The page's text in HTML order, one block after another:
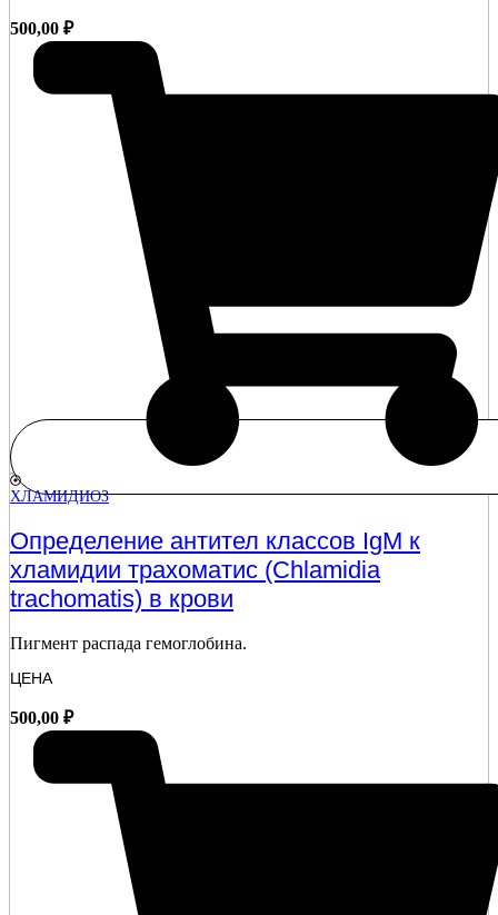
500,00 ₽
ХЛАМИДИОЗ
Определение антител классов IgМ к
хламидии трахоматис (Chlamidia
trachomatis) в крови
Пигмент распада гемоглобина.
ЦЕНА
500,00 ₽